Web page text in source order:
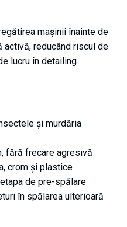
mașinii înainte de
activă, reducând riscul de
lucru în detailing
și murdăria
fără frecare agresivă
crom și plastice
de pre-spălare
în spălarea ulterioară